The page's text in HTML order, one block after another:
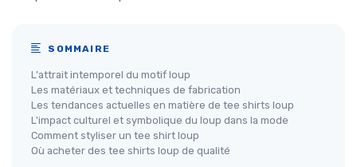
SOMMAIRE
L'attrait intemporel du motif loup
Les matériaux et techniques de fabrication
Les tendances actuelles en matière de tee shirts loup
L'impact culturel et symbolique du loup dans la mode
Comment styliser un tee shirt loup
Où acheter des tee shirts loup de qualité